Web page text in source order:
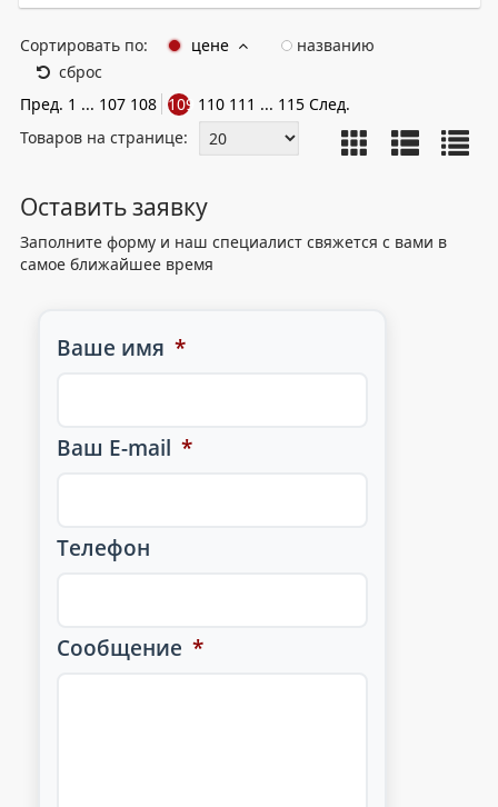
Сортировать по: цене
названию
сброс
Пред. 1 ... 107 108 109 110 111 ... 115 След.
Товаров на странице:
Оставить заявку
Заполните форму и наш специалист свяжется с вами в
самое ближайшее время
Ваше имя *
Ваш E-mail *
Телефон
Сообщение *